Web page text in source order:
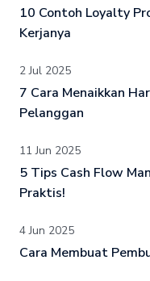
10 Contoh Loyalty
Kerjanya
2 Jul 2025
7 Cara Menaikkan
Pelanggan
11 Jun 2025
5 Tips Cash Flow
Praktis!
4 Jun 2025
Cara Membuat